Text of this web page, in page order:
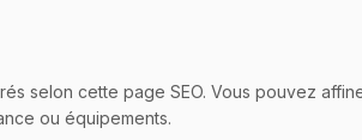
selon cette page SEO. Vous pouvez
ou équipements.